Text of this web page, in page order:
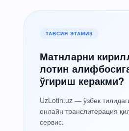
ТАВСИЯ ЭТАМИЗ
Матнларни
лотин
ўгириш керакми?
UzLotin.uz — ўзбек
онлайн транслитерация
сервис.